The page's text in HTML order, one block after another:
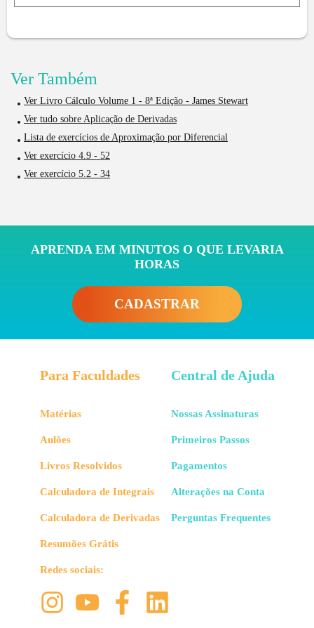
Ver Também
Ver Livro Cálculo Volume 1 - 8ª Edição - James Stewart
Ver tudo sobre Aplicação de Derivadas
Lista de exercícios de Aproximação por Diferencial
Ver exercício 4.9 - 52
Ver exercício 5.2 - 34
APRENDA EM MINUTOS O QUE LEVARIA
HORAS
CADASTRAR
Para Faculdades
Matérias
Aulões
Livros Resolvidos
Calculadora de Integrais
Calculadora de Derivadas
Resumões Grátis
Redes sociais:
Central de Ajuda
Nossas Assinaturas
Primeiros Passos
Pagamentos
Alterações na Conta
Perguntas Frequentes